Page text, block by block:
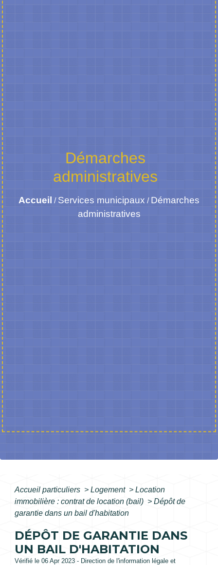
Démarches
administratives
Accueil / Services municipaux / Démarches
administratives
Accueil particuliers > Logement > Location
immobilière : contrat de location (bail) > Dépôt de
garantie dans un bail d'habitation
DÉPÔT DE GARANTIE DANS
UN BAIL D'HABITATION
Vérifié le 06 Apr 2023 - Direction de l'information légale et